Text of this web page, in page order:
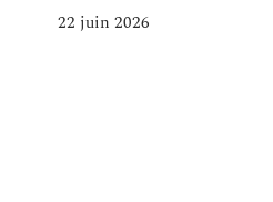
22 juin 2026